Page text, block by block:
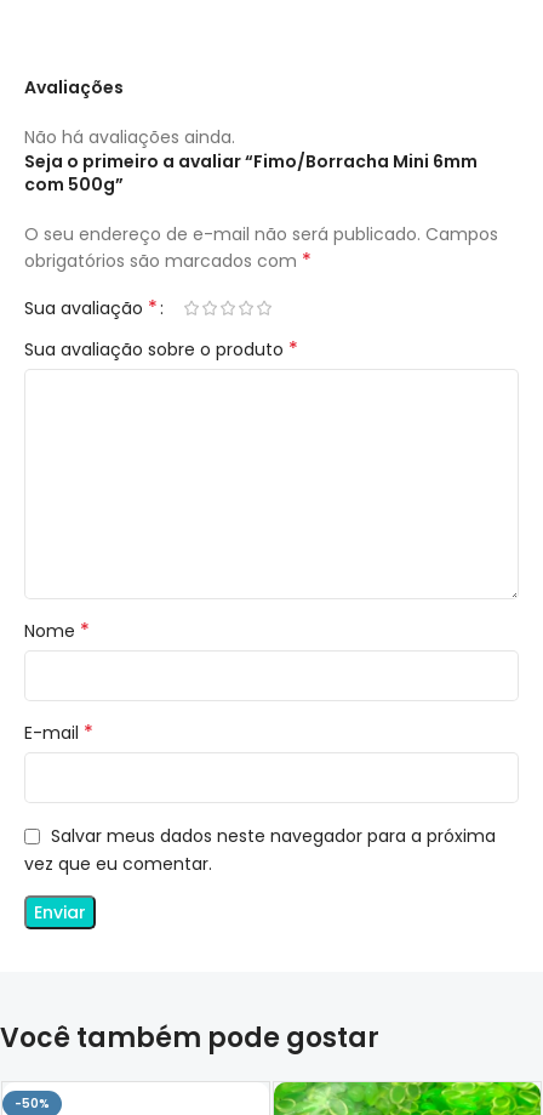
Avaliações
Não há avaliações ainda.
Seja o primeiro a avaliar “Fimo/Borracha Mini 6mm
com 500g”
O seu endereço de e-mail não será publicado. Campos
obrigatórios são marcados com *
Sua avaliação *
Sua avaliação sobre o produto *
Nome *
E-mail *
Salvar meus dados neste navegador para a próxima
vez que eu comentar.
Você também pode gostar
-50%